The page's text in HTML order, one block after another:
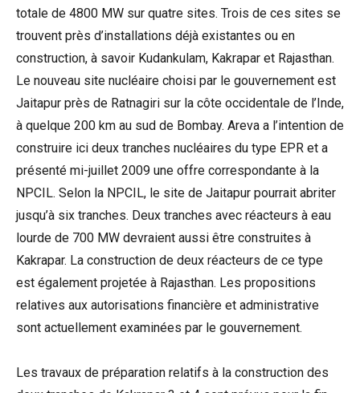
totale de 4800 MW sur quatre sites. Trois de ces sites se
trouvent près d’installations déjà existantes ou en
construction, à savoir Kudankulam, Kakrapar et Rajasthan.
Le nouveau site nucléaire choisi par le gouvernement est
Jaitapur près de Ratnagiri sur la côte occidentale de l’Inde,
à quelque 200 km au sud de Bombay. Areva a l’intention de
construire ici deux tranches nucléaires du type EPR et a
présenté mi-juillet 2009 une offre correspondante à la
NPCIL. Selon la NPCIL, le site de Jaitapur pourrait abriter
jusqu’à six tranches. Deux tranches avec réacteurs à eau
lourde de 700 MW devraient aussi être construites à
Kakrapar. La construction de deux réacteurs de ce type
est également projetée à Rajasthan. Les propositions
relatives aux autorisations financière et administrative
sont actuellement examinées par le gouvernement.
Les travaux de préparation relatifs à la construction des